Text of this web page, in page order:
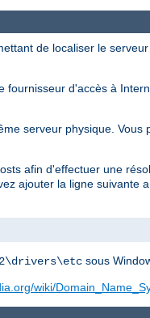
de localiser le serveur
fournisseur d'accès à
serveur physique. Vous
afin d'effectuer une
ajouter la ligne suivante
sous
wiki/